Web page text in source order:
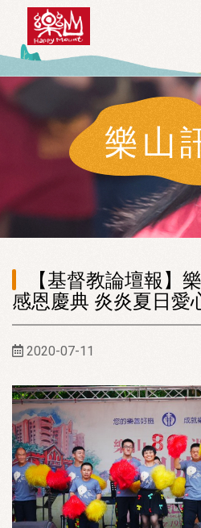
移至主內容
樂山
【基督教論壇報】
感恩慶典 炎炎夏日愛
2020-07-11